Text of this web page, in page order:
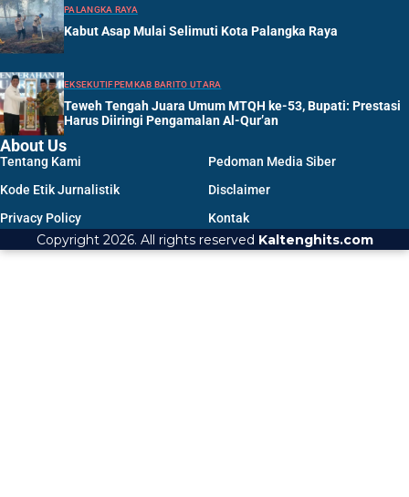
PALANGKA RAYA
Kabut Asap Mulai Selimuti Kota Palangka Raya
EKSEKUTIFPEMKAB BARITO UTARA
Teweh Tengah Juara Umum MTQH ke-53, Bupati: Prestasi
Harus Diiringi Pengamalan Al-Qur’an
About Us
Tentang Kami
Pedoman Media Siber
Kode Etik Jurnalistik
Disclaimer
Privacy Policy
Kontak
Copyright 2026. All rights reserved Kaltenghits.com